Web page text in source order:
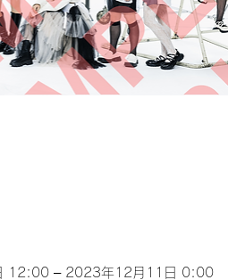
12:00 – 2023年12月11日 0:00